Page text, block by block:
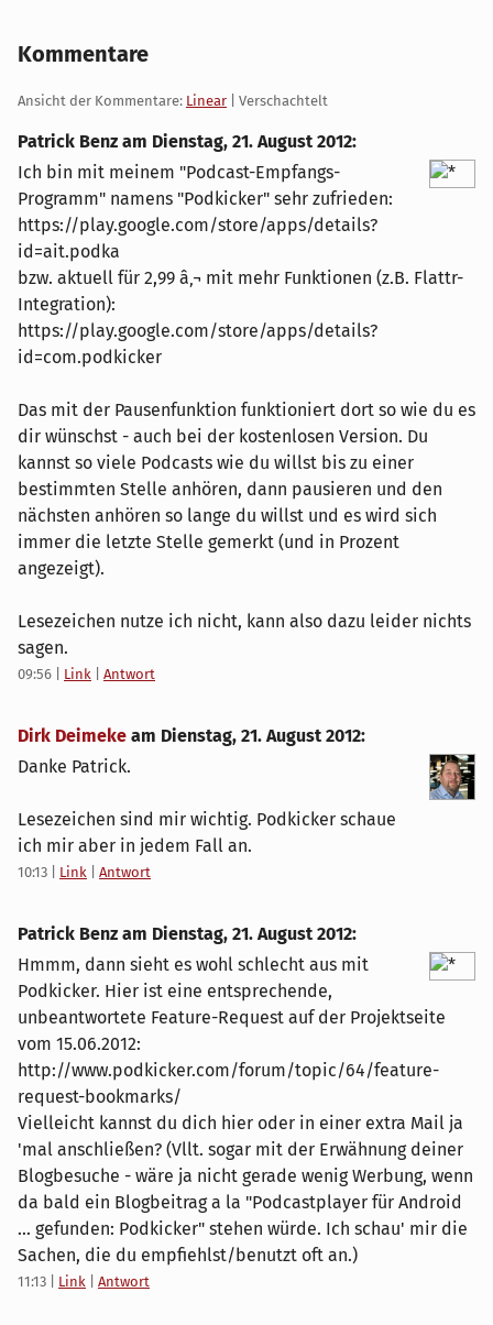
Kommentare
Ansicht der Kommentare: Linear | Verschachtelt
Patrick Benz am Dienstag, 21. August 2012:
Ich bin mit meinem "Podcast-Empfangs-
Programm" namens "Podkicker" sehr zufrieden:
https://play.google.com/store/apps/details?
id=ait.podka
bzw. aktuell für 2,99 â‚¬ mit mehr Funktionen (z.B. Flattr-
Integration):
https://play.google.com/store/apps/details?
id=com.podkicker
Das mit der Pausenfunktion funktioniert dort so wie du es
dir wünschst - auch bei der kostenlosen Version. Du
kannst so viele Podcasts wie du willst bis zu einer
bestimmten Stelle anhören, dann pausieren und den
nächsten anhören so lange du willst und es wird sich
immer die letzte Stelle gemerkt (und in Prozent
angezeigt).
Lesezeichen nutze ich nicht, kann also dazu leider nichts
sagen.
09:56 Link Antwort
Dirk Deimeke am Dienstag, 21. August 2012:
Danke Patrick.
Lesezeichen sind mir wichtig. Podkicker schaue
ich mir aber in jedem Fall an.
10:13 Link Antwort
Patrick Benz am Dienstag, 21. August 2012:
Hmmm, dann sieht es wohl schlecht aus mit
Podkicker. Hier ist eine entsprechende,
unbeantwortete Feature-Request auf der Projektseite
vom 15.06.2012:
http://www.podkicker.com/forum/topic/64/feature-
request-bookmarks/
Vielleicht kannst du dich hier oder in einer extra Mail ja
'mal anschließen? (Vllt. sogar mit der Erwähnung deiner
Blogbesuche - wäre ja nicht gerade wenig Werbung, wenn
da bald ein Blogbeitrag a la "Podcastplayer für Android
... gefunden: Podkicker" stehen würde. Ich schau' mir die
Sachen, die du empfiehlst/benutzt oft an.)
11:13 Link Antwort